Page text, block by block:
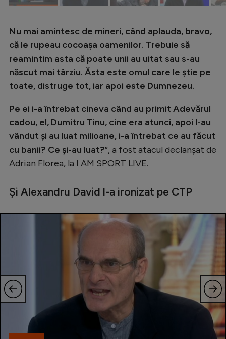
Nu mai amintesc de mineri, când aplauda, bravo,
că le rupeau cocoașa oamenilor. Trebuie să
reamintim asta că poate unii au uitat sau s-au
născut mai târziu. Ăsta este omul care le știe pe
toate, distruge tot, iar apoi este Dumnezeu.
Pe ei i-a întrebat cineva când au primit Adevărul
cadou, el, Dumitru Tinu, cine era atunci, apoi l-au
vândut și au luat milioane, i-a întrebat ce au făcut
cu banii? Ce și-au luat?”, a fost atacul declanșat de
Adrian Florea, la I AM SPORT LIVE.
Și Alexandru David l-a ironizat pe CTP